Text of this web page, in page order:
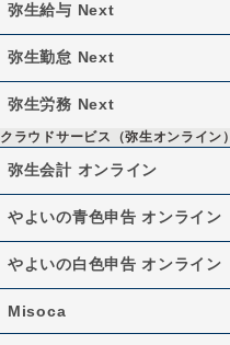
弥生給与 Next
弥生勤怠 Next
弥生労務 Next
クラウドサービス（弥生オンライン）
弥生会計 オンライン
やよいの青色申告 オンライン
やよいの白色申告 オンライン
Misoca